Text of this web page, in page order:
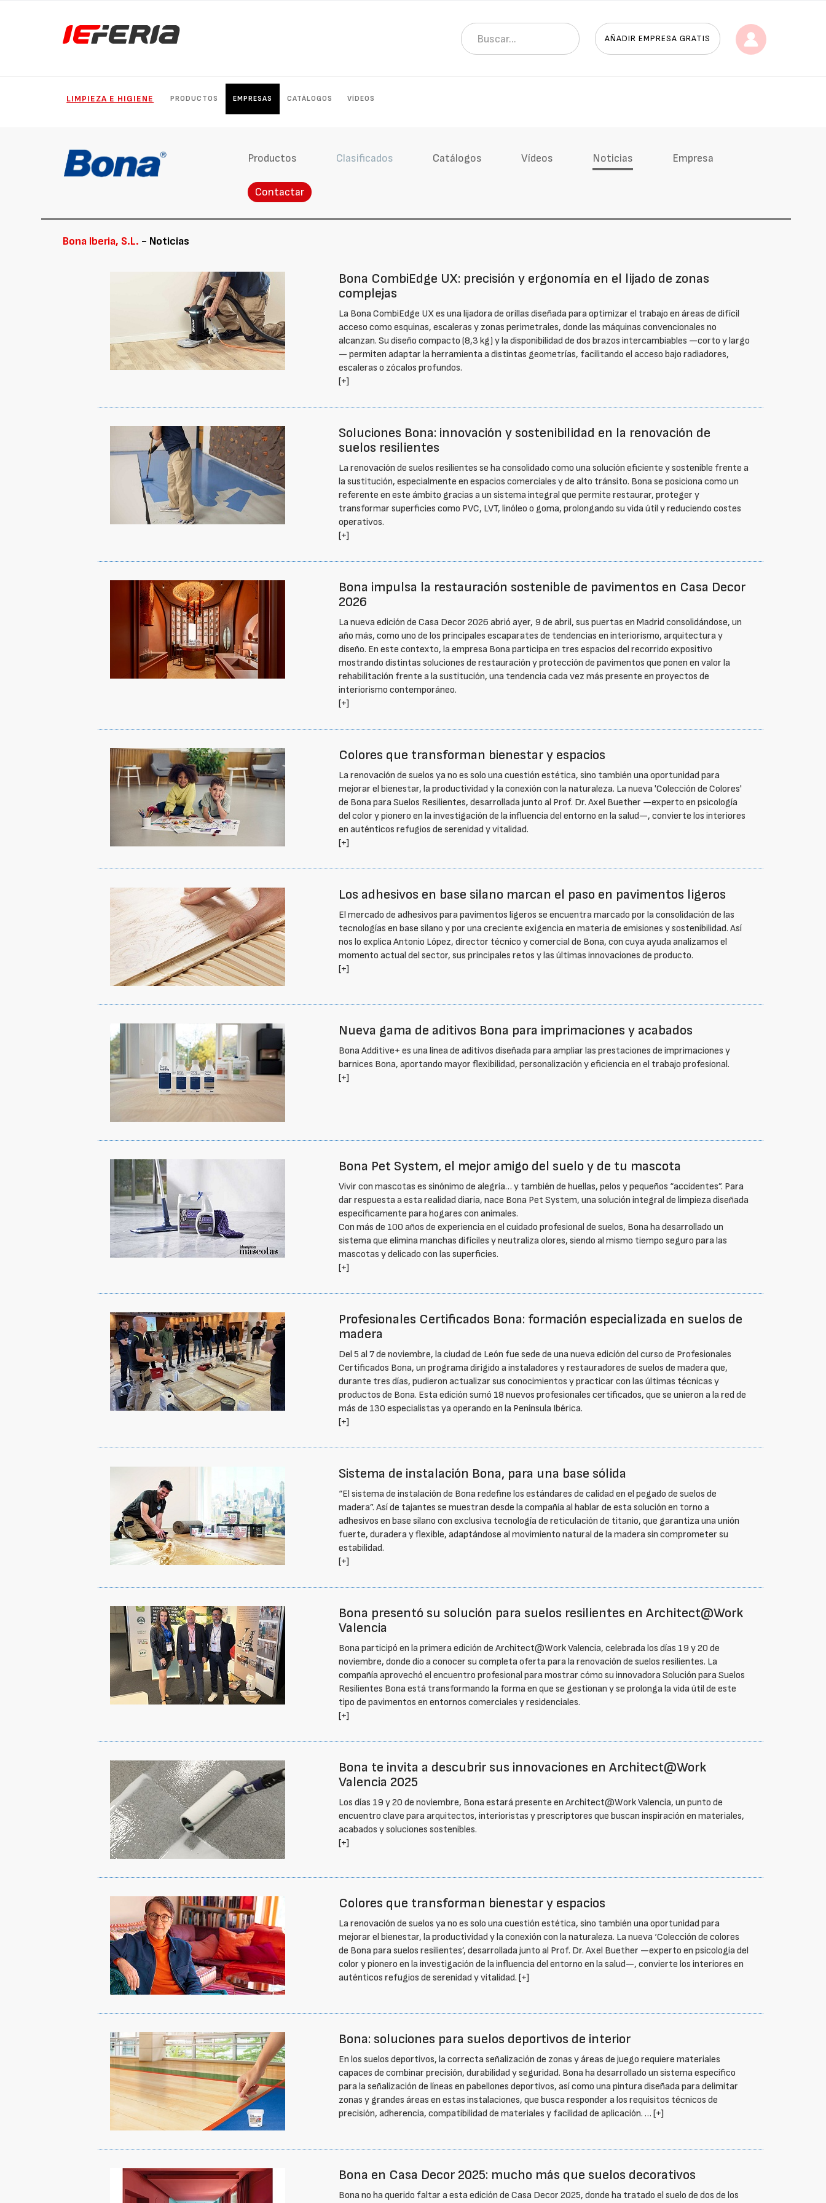
AÑADIR EMPRESA GRATIS
LIMPIEZA E HIGIENE PRODUCTOS EMPRESAS CATÁLOGOS VÍDEOS
Productos Clasificados Catálogos Vídeos Noticias Empresa
Contactar
Bona Iberia, S.L. - Noticias
Bona CombiEdge UX: precisión y ergonomía en el lijado de zonas
complejas
La Bona CombiEdge UX es una lijadora de orillas diseñada para optimizar el trabajo en áreas de difícil
acceso como esquinas, escaleras y zonas perimetrales, donde las máquinas convencionales no
alcanzan. Su diseño compacto (8,3 kg) y la disponibilidad de dos brazos intercambiables —corto y largo
— permiten adaptar la herramienta a distintas geometrías, facilitando el acceso bajo radiadores,
escaleras o zócalos profundos.
[+]
Soluciones Bona: innovación y sostenibilidad en la renovación de
suelos resilientes
La renovación de suelos resilientes se ha consolidado como una solución eficiente y sostenible frente a
la sustitución, especialmente en espacios comerciales y de alto tránsito. Bona se posiciona como un
referente en este ámbito gracias a un sistema integral que permite restaurar, proteger y
transformar superficies como PVC, LVT, linóleo o goma, prolongando su vida útil y reduciendo costes
operativos.
[+]
Bona impulsa la restauración sostenible de pavimentos en Casa Decor
2026
La nueva edición de Casa Decor 2026 abrió ayer, 9 de abril, sus puertas en Madrid consolidándose, un
año más, como uno de los principales escaparates de tendencias en interiorismo, arquitectura y
diseño. En este contexto, la empresa Bona participa en tres espacios del recorrido expositivo
mostrando distintas soluciones de restauración y protección de pavimentos que ponen en valor la
rehabilitación frente a la sustitución, una tendencia cada vez más presente en proyectos de
interiorismo contemporáneo.
[+]
Colores que transforman bienestar y espacios
La renovación de suelos ya no es solo una cuestión estética, sino también una oportunidad para
mejorar el bienestar, la productividad y la conexión con la naturaleza. La nueva 'Colección de Colores'
de Bona para Suelos Resilientes, desarrollada junto al Prof. Dr. Axel Buether —experto en psicología
del color y pionero en la investigación de la influencia del entorno en la salud—, convierte los interiores
en auténticos refugios de serenidad y vitalidad.
[+]
Los adhesivos en base silano marcan el paso en pavimentos ligeros
El mercado de adhesivos para pavimentos ligeros se encuentra marcado por la consolidación de las
tecnologías en base silano y por una creciente exigencia en materia de emisiones y sostenibilidad. Así
nos lo explica Antonio López, director técnico y comercial de Bona, con cuya ayuda analizamos el
momento actual del sector, sus principales retos y las últimas innovaciones de producto.
[+]
Nueva gama de aditivos Bona para imprimaciones y acabados
Bona Additive+ es una línea de aditivos diseñada para ampliar las prestaciones de imprimaciones y
barnices Bona, aportando mayor flexibilidad, personalización y eficiencia en el trabajo profesional.
[+]
Bona Pet System, el mejor amigo del suelo y de tu mascota
Vivir con mascotas es sinónimo de alegría… y también de huellas, pelos y pequeños “accidentes”. Para
dar respuesta a esta realidad diaria, nace Bona Pet System, una solución integral de limpieza diseñada
específicamente para hogares con animales.
Con más de 100 años de experiencia en el cuidado profesional de suelos, Bona ha desarrollado un
sistema que elimina manchas difíciles y neutraliza olores, siendo al mismo tiempo seguro para las
mascotas y delicado con las superficies.
[+]
Profesionales Certificados Bona: formación especializada en suelos de
madera
Del 5 al 7 de noviembre, la ciudad de León fue sede de una nueva edición del curso de Profesionales
Certificados Bona, un programa dirigido a instaladores y restauradores de suelos de madera que,
durante tres días, pudieron actualizar sus conocimientos y practicar con las últimas técnicas y
productos de Bona. Esta edición sumó 18 nuevos profesionales certificados, que se unieron a la red de
más de 130 especialistas ya operando en la Península Ibérica.
[+]
Sistema de instalación Bona, para una base sólida
“El sistema de instalación de Bona redefine los estándares de calidad en el pegado de suelos de
madera”. Así de tajantes se muestran desde la compañía al hablar de esta solución en torno a
adhesivos en base silano con exclusiva tecnología de reticulación de titanio, que garantiza una unión
fuerte, duradera y flexible, adaptándose al movimiento natural de la madera sin comprometer su
estabilidad.
[+]
Bona presentó su solución para suelos resilientes en Architect@Work
Valencia
Bona participó en la primera edición de Architect@Work Valencia, celebrada los días 19 y 20 de
noviembre, donde dio a conocer su completa oferta para la renovación de suelos resilientes. La
compañía aprovechó el encuentro profesional para mostrar cómo su innovadora Solución para Suelos
Resilientes Bona está transformando la forma en que se gestionan y se prolonga la vida útil de este
tipo de pavimentos en entornos comerciales y residenciales.
[+]
Bona te invita a descubrir sus innovaciones en Architect@Work
Valencia 2025
Los días 19 y 20 de noviembre, Bona estará presente en Architect@Work Valencia, un punto de
encuentro clave para arquitectos, interioristas y prescriptores que buscan inspiración en materiales,
acabados y soluciones sostenibles.
[+]
Colores que transforman bienestar y espacios
La renovación de suelos ya no es solo una cuestión estética, sino también una oportunidad para
mejorar el bienestar, la productividad y la conexión con la naturaleza. La nueva ‘Colección de colores
de Bona para suelos resilientes’, desarrollada junto al Prof. Dr. Axel Buether —experto en psicología del
color y pionero en la investigación de la influencia del entorno en la salud—, convierte los interiores en
auténticos refugios de serenidad y vitalidad.[+]
Bona: soluciones para suelos deportivos de interior
En los suelos deportivos, la correcta señalización de zonas y áreas de juego requiere materiales
capaces de combinar precisión, durabilidad y seguridad. Bona ha desarrollado un sistema específico
para la señalización de líneas en pabellones deportivos, así como una pintura diseñada para delimitar
zonas y grandes áreas en estas instalaciones, que busca responder a los requisitos técnicos de
precisión, adherencia, compatibilidad de materiales y facilidad de aplicación. …[+]
Bona en Casa Decor 2025: mucho más que suelos decorativos
Bona no ha querido faltar a esta edición de Casa Decor 2025, donde ha tratado el suelo de dos de los